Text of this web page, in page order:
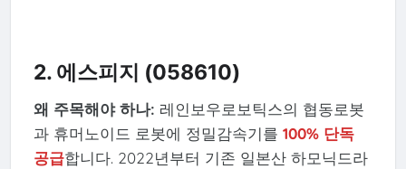
2. 에스피지 (058610)
왜 주목해야 하나: 레인보우로보틱스의 협동로봇
과 휴머노이드 로봇에 정밀감속기를 100% 단독
공급합니다. 2022년부터 기존 일본산 하모닉드라